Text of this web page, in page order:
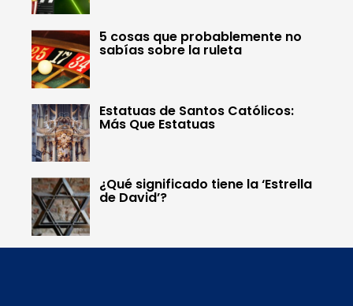
5 cosas que probablemente no
sabías sobre la ruleta
Estatuas de Santos Católicos:
Más Que Estatuas
¿Qué significado tiene la ‘Estrella
de David’?